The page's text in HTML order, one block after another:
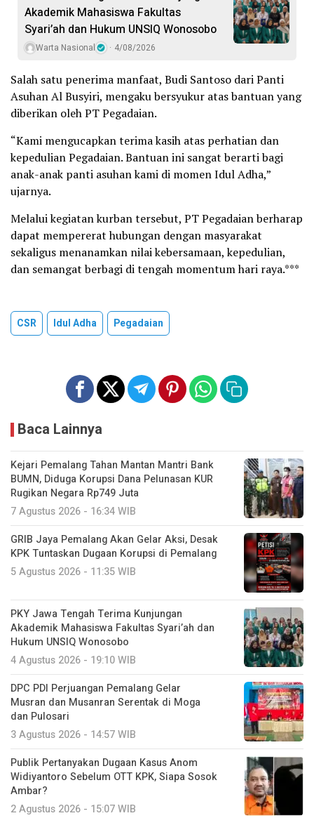
Akademik Mahasiswa Fakultas
Syari’ah dan Hukum UNSIQ Wonosobo
Warta Nasional 4/08/2026
Salah satu penerima manfaat, Budi Santoso dari Panti
Asuhan Al Busyiri, mengaku bersyukur atas bantuan yang
diberikan oleh PT Pegadaian.
“Kami mengucapkan terima kasih atas perhatian dan
kepedulian Pegadaian. Bantuan ini sangat berarti bagi
anak-anak panti asuhan kami di momen Idul Adha,”
ujarnya.
Melalui kegiatan kurban tersebut, PT Pegadaian berharap
dapat mempererat hubungan dengan masyarakat
sekaligus menanamkan nilai kebersamaan, kepedulian,
dan semangat berbagi di tengah momentum hari raya.***
CSR Idul Adha Pegadaian
Baca Lainnya
Kejari Pemalang Tahan Mantan Mantri Bank
BUMN, Diduga Korupsi Dana Pelunasan KUR
Rugikan Negara Rp749 Juta
7 Agustus 2026 - 16:34 WIB
GRIB Jaya Pemalang Akan Gelar Aksi, Desak
KPK Tuntaskan Dugaan Korupsi di Pemalang
5 Agustus 2026 - 11:35 WIB
PKY Jawa Tengah Terima Kunjungan
Akademik Mahasiswa Fakultas Syari’ah dan
Hukum UNSIQ Wonosobo
4 Agustus 2026 - 19:10 WIB
DPC PDI Perjuangan Pemalang Gelar
Musran dan Musanran Serentak di Moga
dan Pulosari
3 Agustus 2026 - 14:57 WIB
Publik Pertanyakan Dugaan Kasus Anom
Widiyantoro Sebelum OTT KPK, Siapa Sosok
Ambar?
2 Agustus 2026 - 15:07 WIB